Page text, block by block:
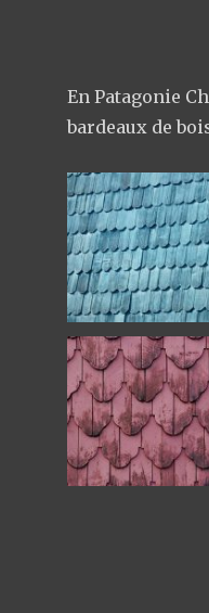
En Patagonie
bardeaux de